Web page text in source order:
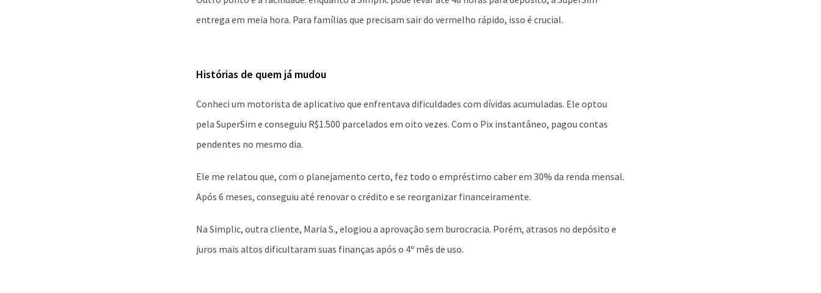
entrega em meia hora. Para famílias que precisam sair do vermelho rápido, isso é crucial.
Histórias de quem já mudou
Conheci um motorista de aplicativo que enfrentava dificuldades com dívidas acumuladas. Ele optou
pela SuperSim e conseguiu R$1.500 parcelados em oito vezes. Com o Pix instantâneo, pagou contas
pendentes no mesmo dia.
Ele me relatou que, com o planejamento certo, fez todo o empréstimo caber em 30% da renda mensal.
Após 6 meses, conseguiu até renovar o crédito e se reorganizar financeiramente.
Na Simplic, outra cliente, Maria S., elogiou a aprovação sem burocracia. Porém, atrasos no depósito e
juros mais altos dificultaram suas finanças após o 4º mês de uso.